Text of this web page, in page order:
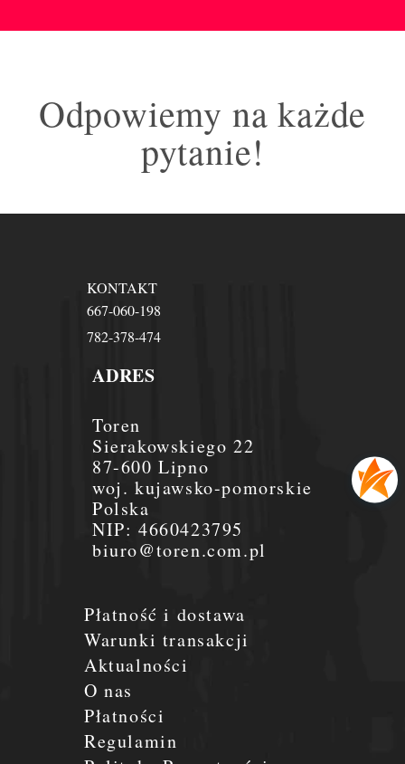
Odpowiemy na każde
pytanie!
Płatność i dostawa
Warunki transakcji
Aktualności
O nas
Płatności
Regulamin
ADRES
Toren
Sierakowskiego 22
87-600 Lipno
woj. kujawsko-pomorskie
Polska
NIP:4660423795
biuro@toren.com.pl
KONTAKT
667-060-198
782-378-474